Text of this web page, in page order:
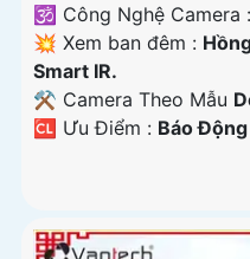
🕉️ Công Nghệ Camera :
💥 Xem ban đêm :
Smart IR.
⚒ Camera Theo Mẫu
️🆑 Ưu Điểm : Báo